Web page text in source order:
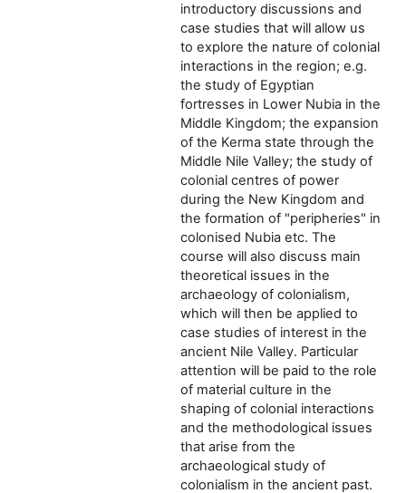
introductory discussions and
case studies that will allow us
to explore the nature of colonial
interactions in the region; e.g.
the study of Egyptian
fortresses in Lower Nubia in the
Middle Kingdom; the expansion
of the Kerma state through the
Middle Nile Valley; the study of
colonial centres of power
during the New Kingdom and
the formation of "peripheries" in
colonised Nubia etc. The
course will also discuss main
theoretical issues in the
archaeology of colonialism,
which will then be applied to
case studies of interest in the
ancient Nile Valley. Particular
attention will be paid to the role
of material culture in the
shaping of colonial interactions
and the methodological issues
that arise from the
archaeological study of
colonialism in the ancient past.